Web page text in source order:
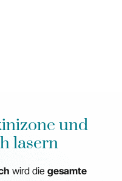
und
lasern
wird die gesamte